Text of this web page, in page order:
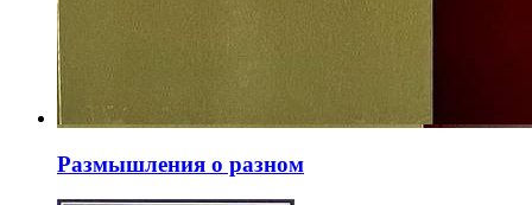
Размышления о разном